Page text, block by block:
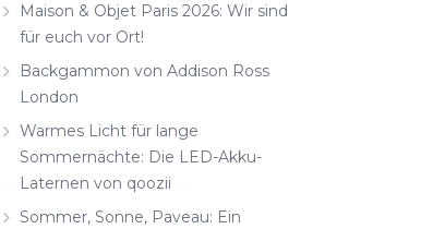
Maison & Objet Paris 2026: Wir sind
für euch vor Ort!
Backgammon von Addison Ross
London
Warmes Licht für lange
Sommernächte: Die LED-Akku-
Laternen von qoozii
Sommer, Sonne, Paveau: Ein